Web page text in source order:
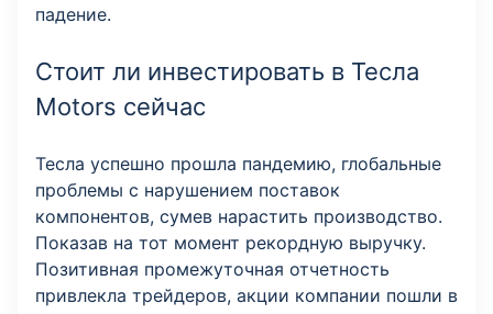
падение.
Стоит ли инвестировать в Тесла
Motors сейчас
Тесла успешно прошла пандемию, глобальные
проблемы с нарушением поставок
компонентов, сумев нарастить производство.
Показав на тот момент рекордную выручку.
Позитивная промежуточная отчетность
привлекла трейдеров, акции компании пошли в